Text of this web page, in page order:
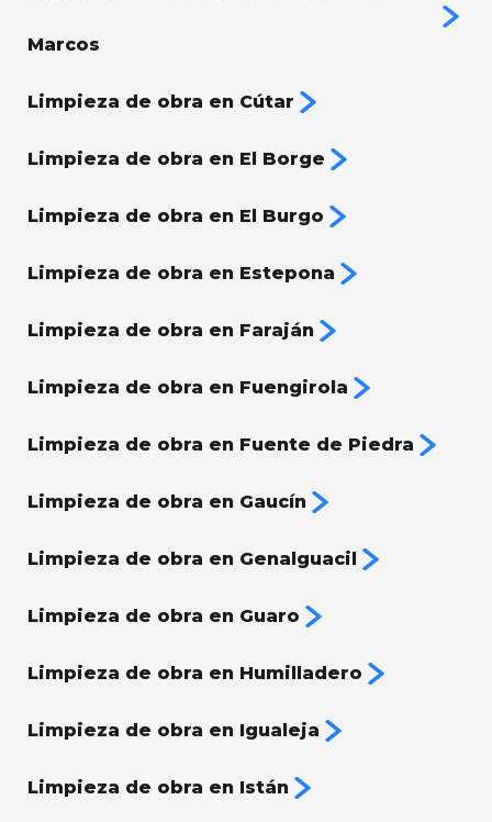
Marcos
Limpieza de obra en Cútar
Limpieza de obra en El Borge
Limpieza de obra en El Burgo
Limpieza de obra en Estepona
Limpieza de obra en Faraján
Limpieza de obra en Fuengirola
Limpieza de obra en Fuente de Piedra
Limpieza de obra en Gaucín
Limpieza de obra en Genalguacil
Limpieza de obra en Guaro
Limpieza de obra en Humilladero
Limpieza de obra en Igualeja
Limpieza de obra en Istán